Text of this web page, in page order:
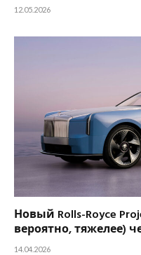
12.05.2026
Новый Rolls-Royce
вероятно, тяжелее)
14.04.2026